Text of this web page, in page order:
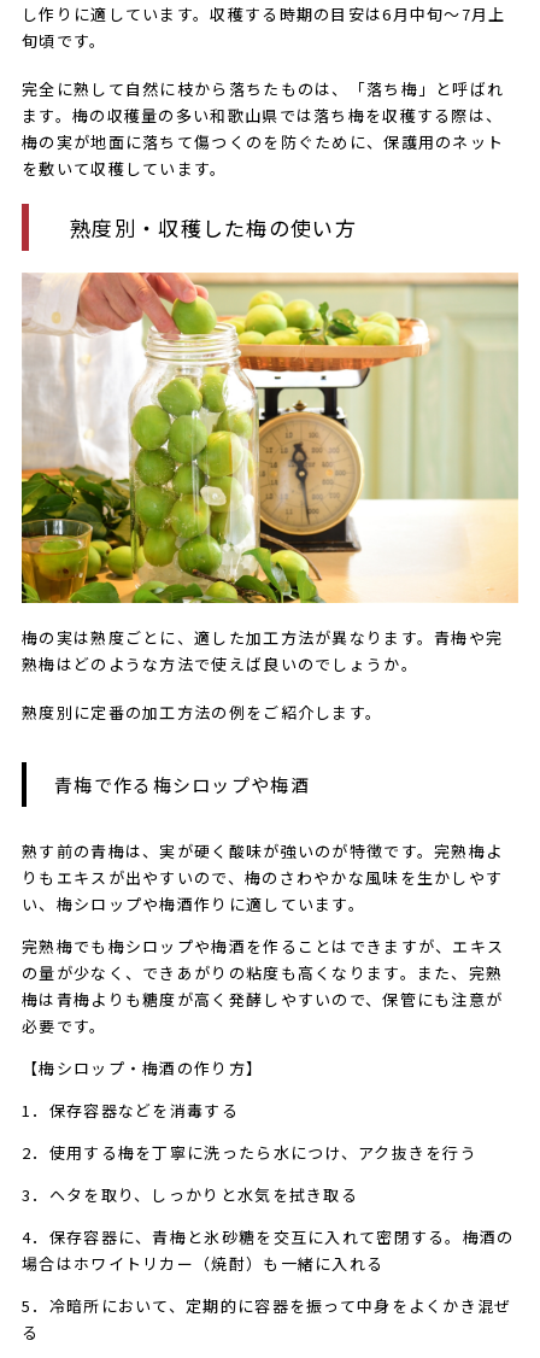
し作りに適しています。収穫する時期の目安は6月中旬～7月上
旬頃です。
完全に熟して自然に枝から落ちたものは、「落ち梅」と呼ばれ
ます。梅の収穫量の多い和歌山県では落ち梅を収穫する際は、
梅の実が地面に落ちて傷つくのを防ぐために、保護用のネット
を敷いて収穫しています。
熟度別・収穫した梅の使い方
梅の実は熟度ごとに、適した加工方法が異なります。青梅や完
熟梅はどのような方法で使えば良いのでしょうか。
熟度別に定番の加工方法の例をご紹介します。
青梅で作る梅シロップや梅酒
熟す前の青梅は、実が硬く酸味が強いのが特徴です。完熟梅よ
りもエキスが出やすいので、梅のさわやかな風味を生かしやす
い、梅シロップや梅酒作りに適しています。
完熟梅でも梅シロップや梅酒を作ることはできますが、エキス
の量が少なく、できあがりの粘度も高くなります。また、完熟
梅は青梅よりも糖度が高く発酵しやすいので、保管にも注意が
必要です。
【梅シロップ・梅酒の作り方】
1．保存容器などを消毒する
2．使用する梅を丁寧に洗ったら水につけ、アク抜きを行う
3．ヘタを取り、しっかりと水気を拭き取る
4．保存容器に、青梅と氷砂糖を交互に入れて密閉する。梅酒の
場合はホワイトリカー（焼酎）も一緒に入れる
5．冷暗所において、定期的に容器を振って中身をよくかき混ぜ
る